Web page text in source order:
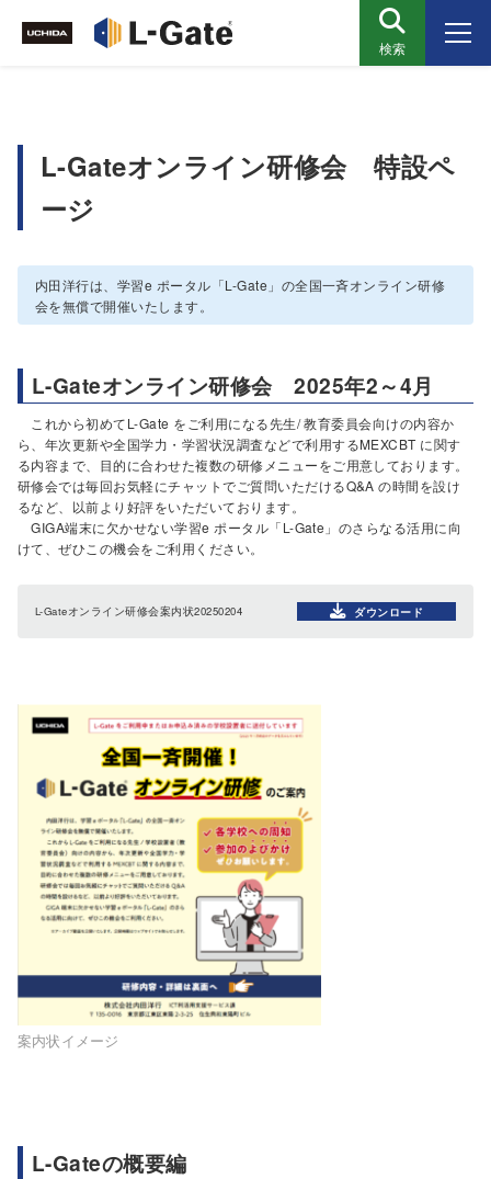
検索
L-Gateオンライン研修会 特設ペ
ージ
内田洋行は、学習e ポータル「L-Gate」の全国一斉オンライン研修
会を無償で開催いたします。
L-Gateオンライン研修会 2025年2～4月
これから初めてL-Gate をご利用になる先生/ 教育委員会向けの内容か
ら、年次更新や全国学力・学習状況調査などで利用するMEXCBT に関す
る内容まで、目的に合わせた複数の研修メニューをご用意しております。
研修会では毎回お気軽にチャットでご質問いただけるQ&A の時間を設け
るなど、以前より好評をいただいております。
GIGA端末に欠かせない学習e ポータル「L-Gate」のさらなる活用に向
けて、ぜひこの機会をご利用ください。
L-Gateオンライン研修会案内状20250204 ダウンロード
案内状イメージ
L-Gateの概要編